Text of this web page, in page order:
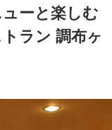
ューと楽しむ
ラン 調布ヶ